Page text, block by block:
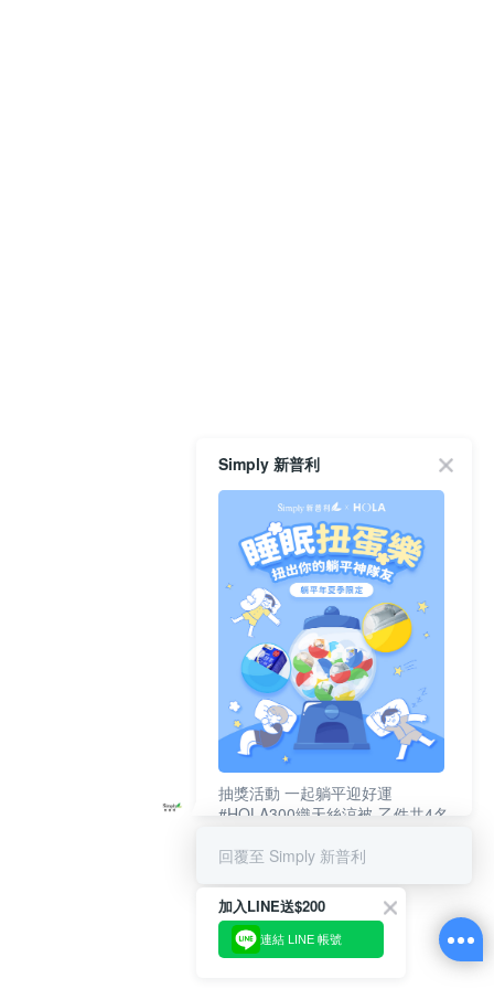
Simply 新普利
抽獎活動 一起躺平迎好運
#HOLA300織天絲涼被-乙件共4名
回覆至 Simply 新普利
加入LINE送$200
連結 LINE 帳號